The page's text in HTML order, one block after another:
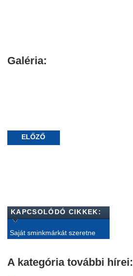
Galéria:
ELŐZŐ
KAPCSOLÓDÓ CIKKEK:
Saját sminkmárkát szeretne
A kategória további hírei: